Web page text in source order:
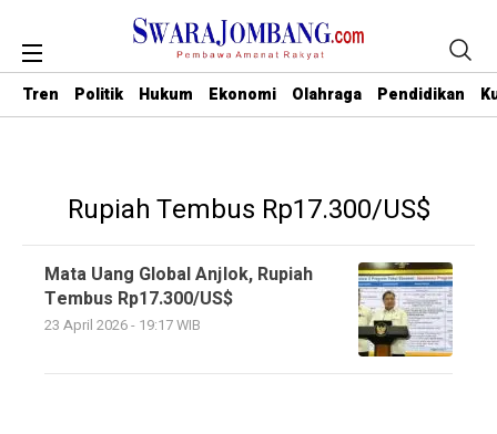
Tren Politik Hukum Ekonomi Olahraga Pendidikan
Rupiah Tembus Rp17.300/US$
Mata Uang Global Anjlok, Rupiah
Tembus Rp17.300/US$
23 April 2026 - 19:17 WIB